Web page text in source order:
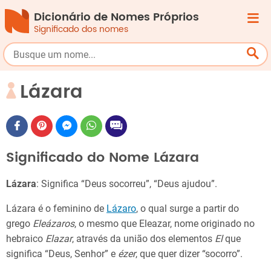
Dicionário de Nomes Próprios
Significado dos nomes
Lázara
Significado do Nome Lázara
Lázara: Significa “Deus socorreu”, “Deus ajudou”.
Lázara é o feminino de Lázaro, o qual surge a partir do
grego Eleázaros, o mesmo que Eleazar, nome originado no
hebraico Elazar, através da união dos elementos Elque
significa “Deus, Senhor” e ézer, que quer dizer “socorro”.